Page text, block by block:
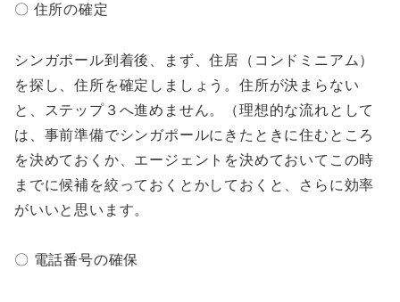
〇 住所の確定
シンガポール到着後、まず、住居（コンドミニアム）
を探し、住所を確定しましょう。住所が決まらない
と、ステップ３へ進めません。（理想的な流れとして
は、事前準備でシンガポールにきたときに住むところ
を決めておくか、エージェントを決めておいてこの時
までに候補を絞っておくとかしておくと、さらに効率
がいいと思います。
〇 電話番号の確保